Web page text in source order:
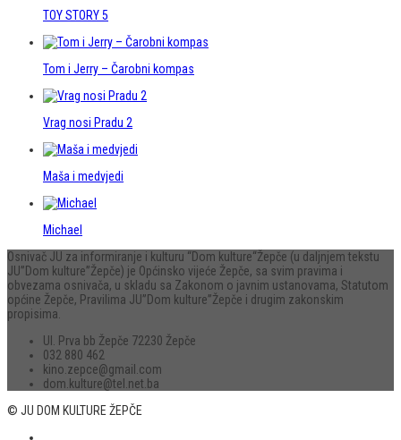
TOY STORY 5
Tom i Jerry – Čarobni kompas
Vrag nosi Pradu 2
Maša i medvjedi
Michael
Osnivač JU za informiranje i kulturu “Dom kulture“Žepče (u daljnjem tekstu
JU”Dom kulture”Žepče) je Općinsko vijeće Žepče, sa svim pravima i
obvezama osnivača, u skladu sa Zakonom o javnim ustanovama, Statutom
općine Žepče, Pravilima JU”Dom kulture”Žepče i drugim zakonskim
propisima.
Ul. Prva bb Žepče 72230 Žepče
032 880 462
kino.zepce@gmail.com
dom.kulture@tel.net.ba
© JU DOM KULTURE ŽEPČE